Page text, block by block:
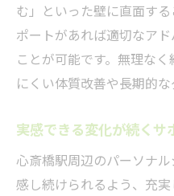
む」といった壁に直面す
ポートがあれば適切なア
ことが可能です。無理な
にくい体質改善や長期的な
実感できる変化が続くサ
心斎橋駅周辺のパーソナ
感し続けられるよう、充